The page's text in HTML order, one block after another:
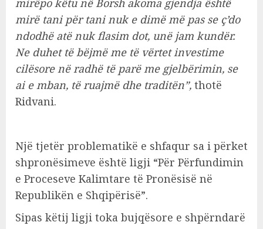
mirëpo këtu në Borsh akoma gjendja është
mirë tani për tani nuk e dimë më pas se ç’do
ndodhë atë nuk flasim dot, unë jam kundër.
Ne duhet të bëjmë me të vërtet investime
cilësore në radhë të parë me gjelbërimin, se
ai e mban, të ruajmë dhe traditën”, thotë
Ridvani.
Një tjetër problematikë e shfaqur sa i përket
shpronësimeve është ligji “Për Përfundimin
e Proceseve Kalimtare të Pronësisë në
Republikën e Shqipërisë”.
Sipas këtij ligji toka bujqësore e shpërndarë